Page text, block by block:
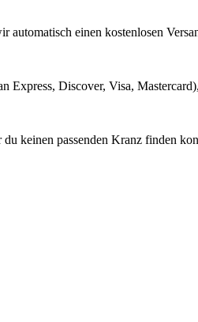
einen kostenlosen
Express, Discover, Visa,
keinen passenden Kranz finden